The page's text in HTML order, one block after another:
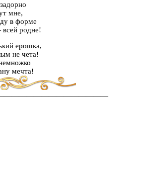
мне,
в форме
родне!
ерошка,
не чета!
мечта!